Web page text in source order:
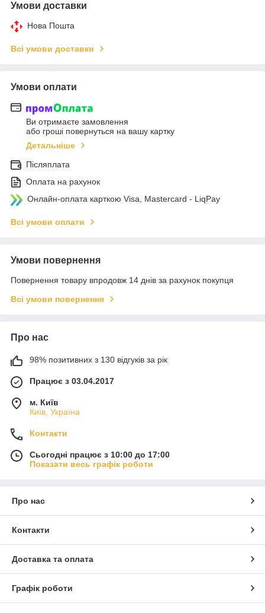
Умови доставки
Нова Пошта
Всі умови доставки
Умови оплати
Ви отримаєте замовлення
або гроші повернуться на вашу картку
Детальніше
Післяплата
Оплата на рахунок
Онлайн-оплата карткою Visa, Mastercard - LiqPay
Всі умови оплати
Умови повернення
Повернення товару впродовж 14 днів за рахунок покупця
Всі умови повернення
Про нас
98% позитивних з 130 відгуків за рік
Працює з 03.04.2017
м. Київ
Київ, Україна
Контакти
Сьогодні працює з 10:00 до 17:00
Показати весь графік роботи
Про нас
Контакти
Доставка та оплата
Графік роботи